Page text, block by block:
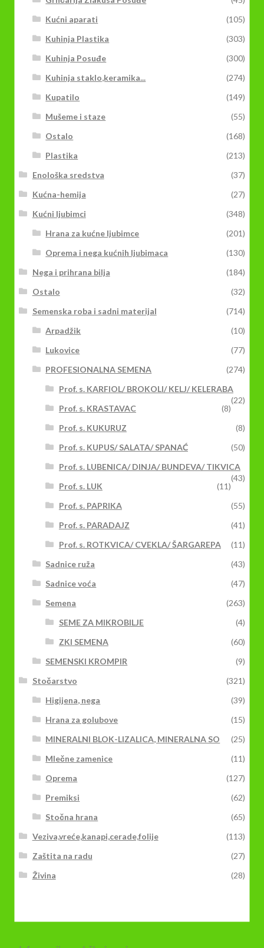
Kućni aparati
(105)
Kuhinja Plastika
(303)
Kuhinja Posuđe
(300)
Kuhinja staklo,keramika...
(274)
Kupatilo
(149)
Mušeme i staze
(55)
Ostalo
(168)
Plastika
(213)
Enološka sredstva
(37)
Kućna-hemija
(27)
Kućni ljubimci
(348)
Hrana za kućne ljubimce
(201)
Oprema i nega kućnih ljubimaca
(130)
Nega i prihrana bilja
(184)
Ostalo
(32)
Semenska roba i sadni materijal
(714)
Arpadžik
(10)
Lukovice
(77)
PROFESIONALNA SEMENA
(274)
Prof. s. KARFIOL/ BROKOLI/ KELJ/ KELERABA
(22)
Prof. s. KRASTAVAC
(8)
Prof. s. KUKURUZ
(8)
Prof. s. KUPUS/ SALATA/ SPANAĆ
(50)
Prof. s. LUBENICA/ DINJA/ BUNDEVA/ TIKVICA
(43)
Prof. s. LUK
(11)
Prof. s. PAPRIKA
(55)
Prof. s. PARADAJZ
(41)
Prof. s. ROTKVICA/ CVEKLA/ ŠARGAREPA
(11)
Sadnice ruža
(43)
Sadnice voća
(47)
Semena
(263)
SEME ZA MIKROBILJE
(4)
ZKI SEMENA
(60)
SEMENSKI KROMPIR
(9)
Stočarstvo
(321)
Higijena, nega
(39)
Hrana za golubove
(15)
MINERALNI BLOK-LIZALICA, MINERALNA SO
(25)
Mlečne zamenice
(11)
Oprema
(127)
Premiksi
(62)
Stočna hrana
(65)
Veziva,vreće,kanapi,cerade,folije
(113)
Zaštita na radu
(27)
Živina
(28)